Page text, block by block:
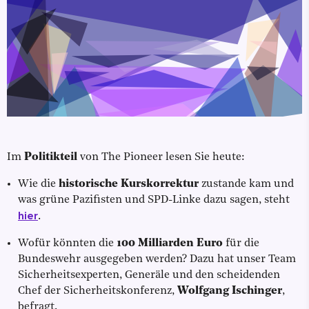
Im Politikteil von The Pioneer lesen Sie heute:
Wie die historische Kurskorrekturzustande kam und
was grüne Pazifisten und SPD-Linke dazu sagen, steht
hier.
Wofür könnten die 100 Milliarden Euro für die
Bundeswehr ausgegeben werden? Dazu hat unser Team
Sicherheitsexperten, Generäle und den scheidenden
Chef der Sicherheitskonferenz, Wolfgang Ischinger,
befragt.